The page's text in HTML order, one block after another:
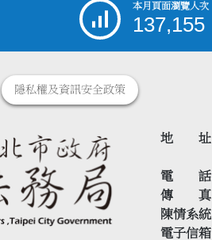
本月頁面瀏覽人次
137,155
隱私權及資訊安全政策
地 址
電 話
傳 真
陳情系統
電子信箱